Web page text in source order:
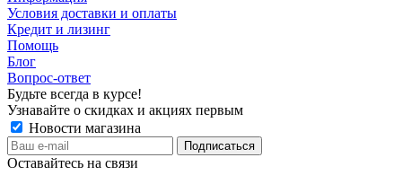
Условия доставки и оплаты
Кредит и лизинг
Помощь
Блог
Вопрос-ответ
Будьте всегда в курсе!
Узнавайте о скидках и акциях первым
Новости магазина
Оставайтесь на связи